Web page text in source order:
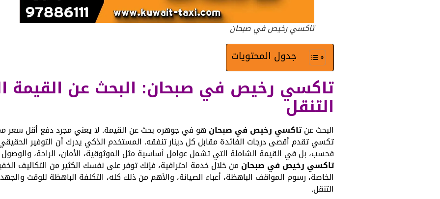
تاكسي رخيص في صبحان
جدول المحتويات
تاكسي رخيص في صبحان: البحث عن القيمة
التنقل
البحث عنتاكسي رخيص في صبحان هو في جوهره بحث عن القيمة. لا يعني مجرد دفع أقل سعر
تكسي تقدم أقصى درجات الفائدة مقابل كل دينار تنفقه. المستخدم الذكي يدرك أن التوفير
فحسب، بل في القيمة الشاملة التي تشمل عوامل أساسية مثل الموثوقية، الأمان، الراحة،
تاكسي رخيص في صبحانمن خلال خدمة احترافية، فإنك توفر على نفسك الكثير من التكاليف
الخاصة، رسوم المواقف الباهظة، أعباء الصيانة، والأهم من ذلك كله، التكلفة الباهظة للوقت
التنقل.